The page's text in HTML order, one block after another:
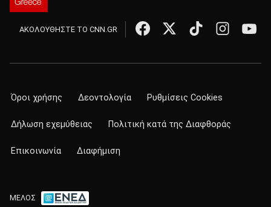
ΑΚΟΛΟΥΘΗΣΤΕ ΤΟ CNN.GR
Όροι χρήσης Δεοντολογία Ρυθμίσεις Cookies
Δήλωση εχεμύθειας Πολιτική κατά της Διαφθοράς
Επικοινωνία Διαφήμιση
ΜΕΛΟΣ